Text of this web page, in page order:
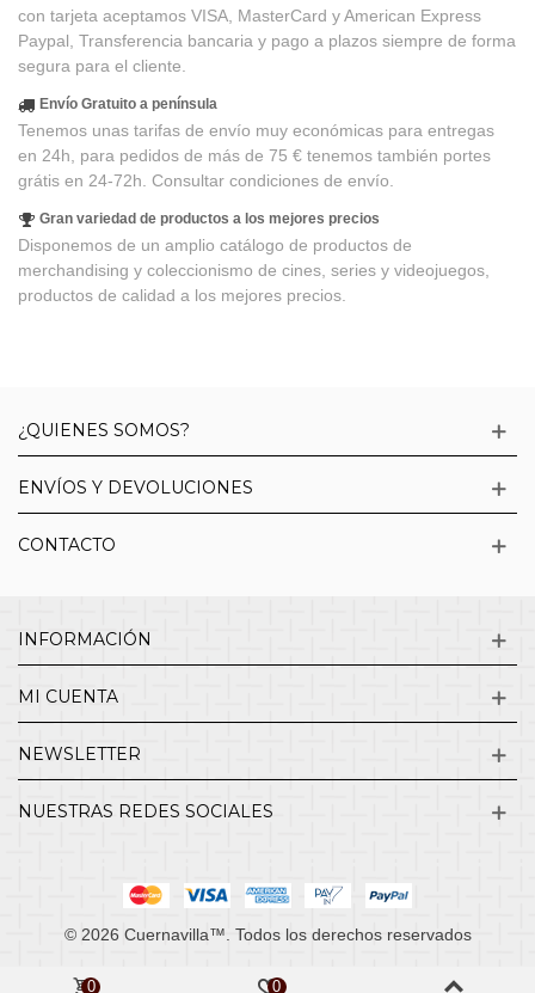
con tarjeta aceptamos VISA, MasterCard y American Express
Paypal, Transferencia bancaria y pago a plazos siempre de forma
segura para el cliente.
Envío Gratuito a península
Tenemos unas tarifas de envío muy económicas para entregas
en 24h, para pedidos de más de 75 € tenemos también portes
grátis en 24-72h. Consultar condiciones de envío.
Gran variedad de productos a los mejores precios
Disponemos de un amplio catálogo de productos de
merchandising y coleccionismo de cines, series y videojuegos,
productos de calidad a los mejores precios.
¿QUIENES SOMOS?
ENVÍOS Y DEVOLUCIONES
CONTACTO
INFORMACIÓN
MI CUENTA
NEWSLETTER
NUESTRAS REDES SOCIALES
© 2026 Cuernavilla™. Todos los derechos reservados
0 0